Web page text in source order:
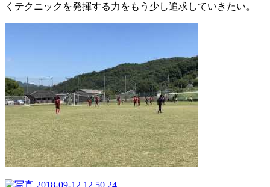
くテクニックを発揮する力をもう少し追求していきたい。